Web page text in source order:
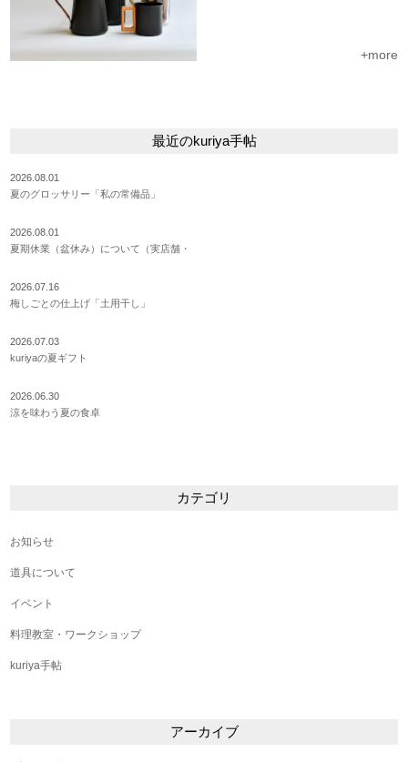
+more
最近のkuriya手帖
2026.08.01
夏のグロッサリー「私の常備品」
2026.08.01
夏期休業（盆休み）について（実店舗・
2026.07.16
梅しごとの仕上げ「土用干し」
2026.07.03
kuriyaの夏ギフト
2026.06.30
涼を味わう夏の食卓
カテゴリ
お知らせ
道具について
イベント
料理教室・ワークショップ
kuriya手帖
アーカイブ